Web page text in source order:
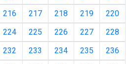
216 217 218 219
220
224 225 226 227
228
232 233 234 235
236